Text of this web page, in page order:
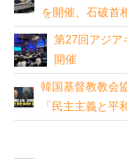
を開催、石破首
第27回アジア
開催
韓国基督教教会
「民主主義と平